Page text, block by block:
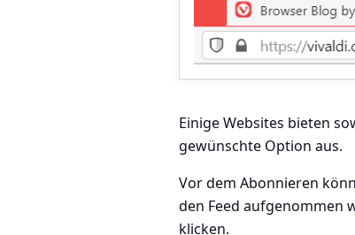
Einige Websites bieten
gewünschte Option aus.
Vor dem Abonnieren
den Feed aufgenommen
klicken.